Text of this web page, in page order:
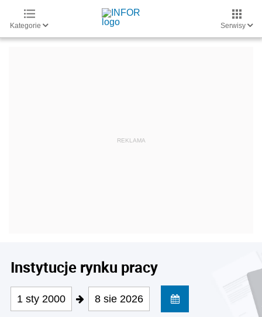
Kategorie Serwisy
Instytucje rynku pracy
1 sty 2000 8 sie 2026